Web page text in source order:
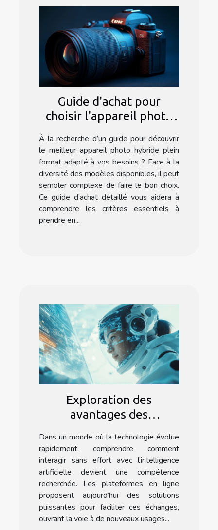
Guide d'achat pour
choisir l'appareil photo
idéal
À la recherche d’un guide pour découvrir
le meilleur appareil photo hybride plein
format adapté à vos besoins ? Face à la
diversité des modèles disponibles, il peut
sembler complexe de faire le bon choix.
Ce guide d’achat détaillé vous aidera à
comprendre les critères essentiels à
prendre en...
Exploration des
avantages des
effort via les
plateformes en ligne
Dans un monde où la technologie évolue
rapidement, comprendre comment
interagir sans effort avec l’intelligence
artificielle devient une compétence
recherchée. Les plateformes en ligne
proposent aujourd’hui des solutions
puissantes pour faciliter ces échanges,
ouvrant la voie à de nouveaux usages...